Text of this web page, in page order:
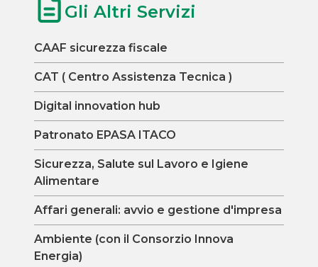
Gli Altri Servizi
CAAF sicurezza fiscale
CAT ( Centro Assistenza Tecnica )
Digital innovation hub
Patronato EPASA ITACO
Sicurezza, Salute sul Lavoro e Igiene
Alimentare
Affari generali: avvio e gestione d'impresa
Ambiente (con il Consorzio Innova
Energia)